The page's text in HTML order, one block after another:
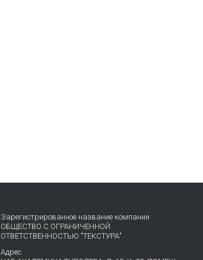
Зарегистрированное название компании
ОБЩЕСТВО С ОГРАНИЧЕННОЙ
ОТВЕТСТВЕННОСТЬЮ "ТЕКСТУРА"
Адрес